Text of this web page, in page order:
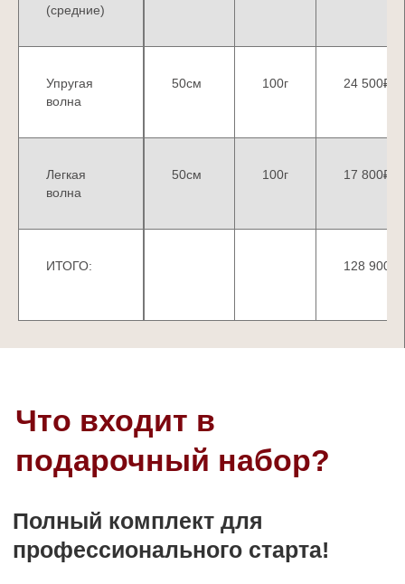
(средние)
Упругая
волна
50см 100г 24 500₽
Легкая
волна
50см 100г 17 800₽
ИТОГО: 128 900₽
HAIRSTORE
волос премиум-класса, работающий на
рынке с 2012 года. Мы создаём
безупречные решения для наращивания
отобранные волосы высокого качества
Мы работаем для профессионалов,